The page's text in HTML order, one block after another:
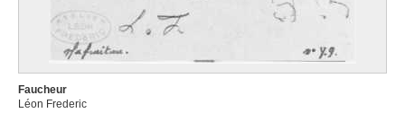
Faucheur
Léon Frederic